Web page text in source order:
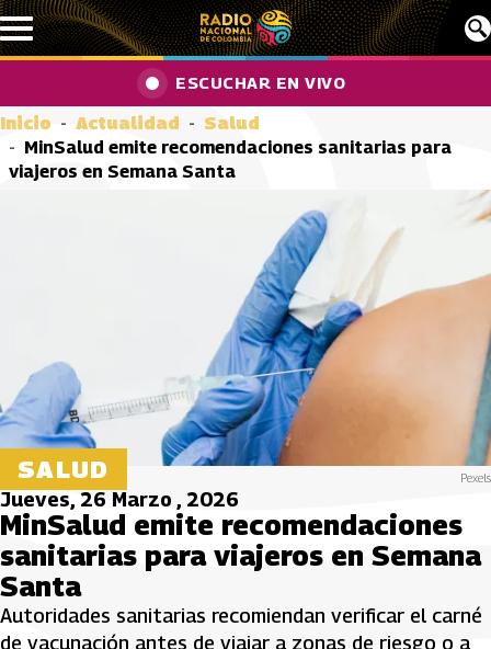
Pasar al contenido principal
ESCUCHAR EN VIVO
Inicio Actualidad
Salud
MinSalud emite recomendaciones sanitarias para
viajeros en Semana Santa
SALUD Pexels
Jueves, 26 Marzo , 2026
MinSalud emite recomendaciones
sanitarias para viajeros en Semana
Santa
Autoridades sanitarias recomiendan verificar el carné
de vacunación antes de viajar a zonas de riesgo o a